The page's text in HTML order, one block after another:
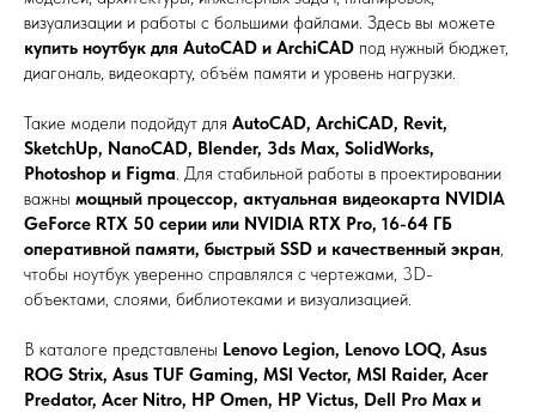
визуализации и работы с большими файлами. Здесь вы можете
купить ноутбук для AutoCAD и ArchiCAD под нужный бюджет,
диагональ, видеокарту, объём памяти и уровень нагрузки.
Такие модели подойдут для AutoCAD, ArchiCAD, Revit,
SketchUp, NanoCAD, Blender, 3ds Max, SolidWorks,
Photoshop и Figma. Для стабильной работы в проектировании
важны мощный процессор, актуальная видеокарта NVIDIA
GeForce RTX 50 серии или NVIDIA RTX Pro, 16-64 ГБ
оперативной памяти, быстрый SSD и качественный экран,
чтобы ноутбук уверенно справлялся с чертежами, 3D-
объектами, слоями, библиотеками и визуализацией.
В каталоге представлены Lenovo Legion, Lenovo LOQ, Asus
ROG Strix, Asus TUF Gaming, MSI Vector, MSI Raider, Acer
Predator, Acer Nitro, HP Omen, HP Victus, Dell Pro Max и